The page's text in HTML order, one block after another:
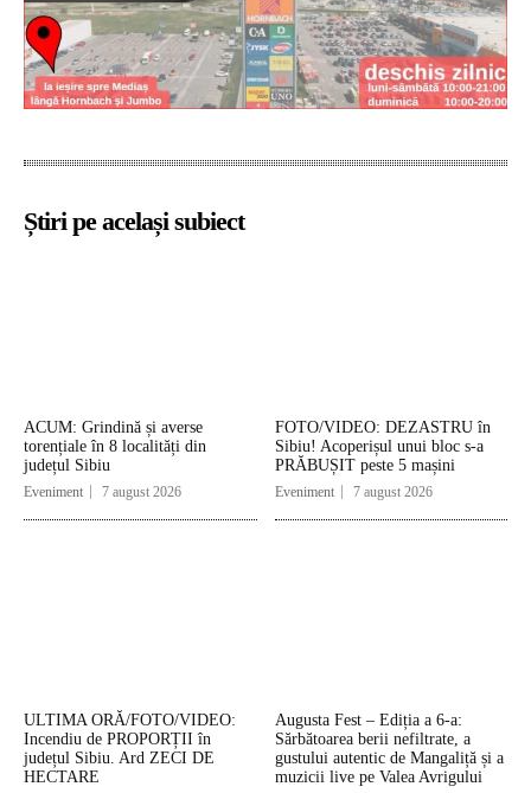
Știri pe același subiect
ACUM: Grindină și averse
torențiale în 8 localități din
județul Sibiu
Eveniment 7 august 2026
FOTO/VIDEO: DEZASTRU în
Sibiu! Acoperișul unui bloc s-a
PRĂBUȘIT peste 5 mașini
Eveniment 7 august 2026
ULTIMA ORĂ/FOTO/VIDEO:
Incendiu de PROPORȚII în
județul Sibiu. Ard ZECI DE
HECTARE
Augusta Fest – Ediția a 6-a:
Sărbătoarea berii nefiltrate, a
gustului autentic de Mangaliță și a
muzicii live pe Valea Avrigului